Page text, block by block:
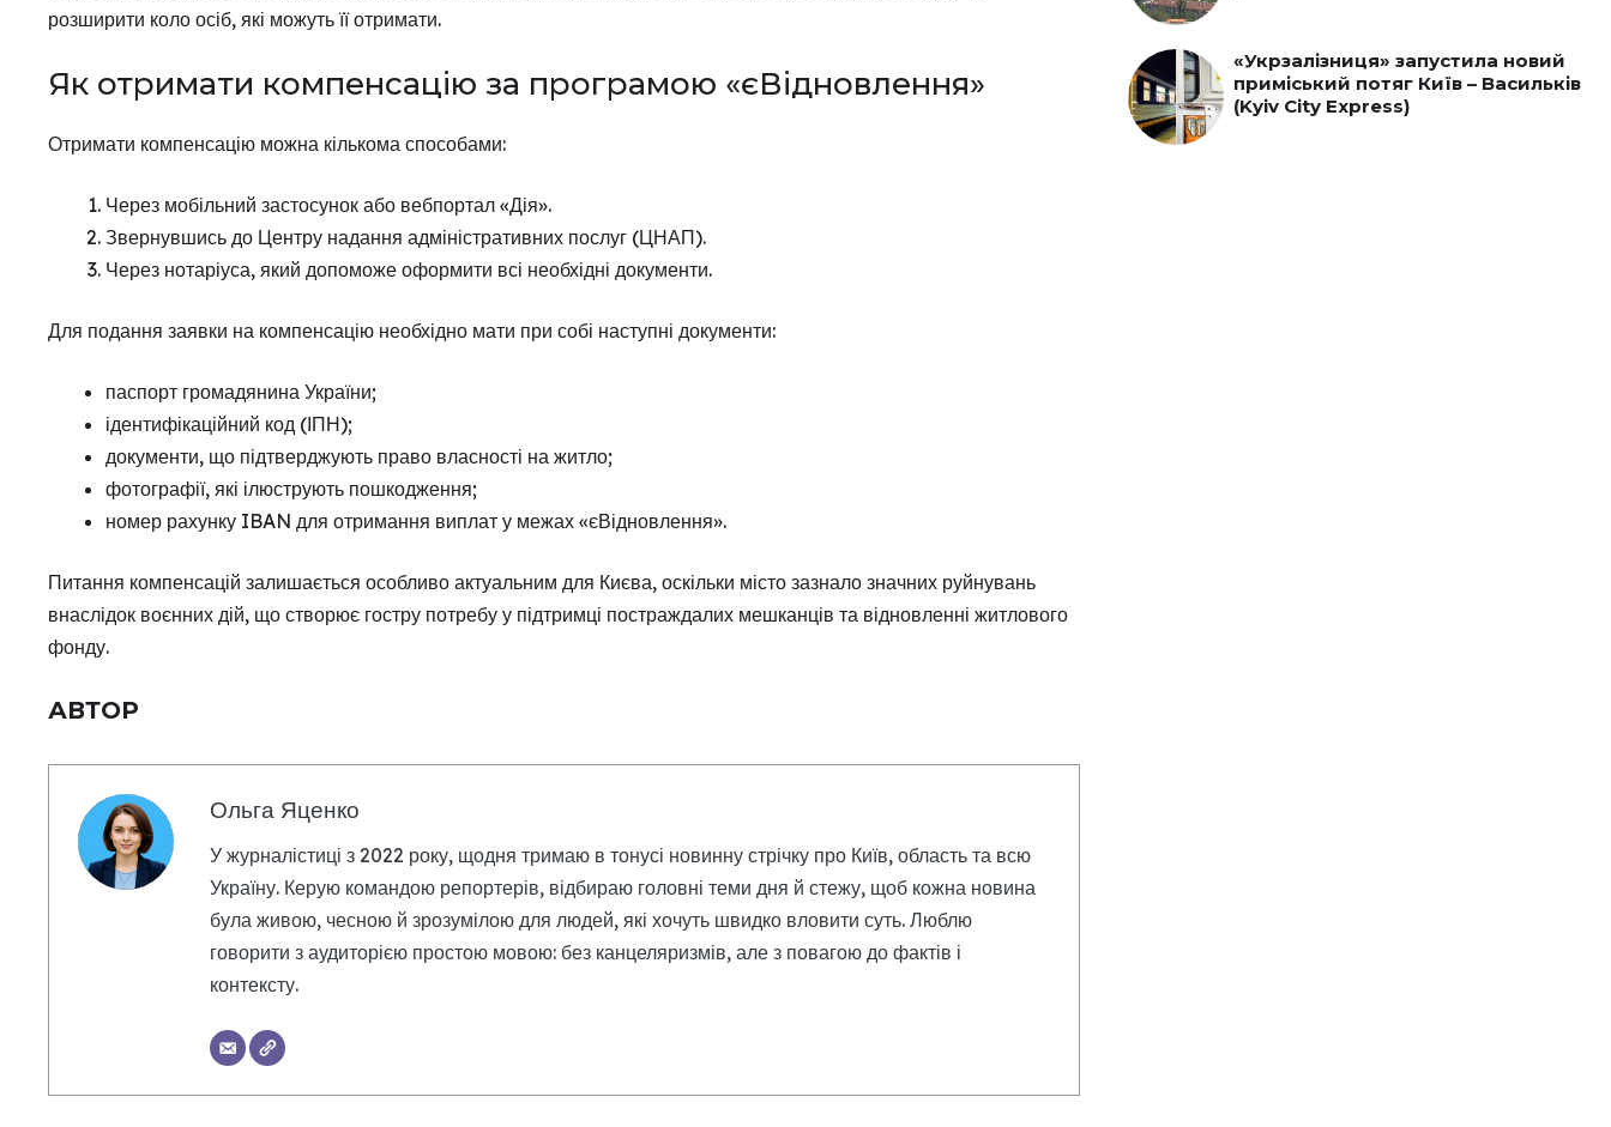
розширити коло осіб, які можуть її отримати.
Як отримати компенсацію за програмою «єВідновлення»
Отримати компенсацію можна кількома способами:
Через мобільний застосунок або вебпортал «Дія».
Звернувшись до Центру надання адміністративних послуг (ЦНАП).
Через нотаріуса, який допоможе оформити всі необхідні документи.
Для подання заявки на компенсацію необхідно мати при собі наступні документи:
паспорт громадянина України;
ідентифікаційний код (ІПН);
документи, що підтверджують право власності на житло;
фотографії, які ілюструють пошкодження;
номер рахунку IBAN для отримання виплат у межах «єВідновлення».
Питання компенсацій залишається особливо актуальним для Києва, оскільки місто зазнало значних руйнувань
внаслідок воєнних дій, що створює гостру потребу у підтримці постраждалих мешканців та відновленні житлового
фонду.
АВТОР
Ольга Яценко
У журналістиці з 2022 року, щодня тримаю в тонусі новинну стрічку про Київ, область та всю
Україну. Керую командою репортерів, відбираю головні теми дня й стежу, щоб кожна новина
була живою, чесною й зрозумілою для людей, які хочуть швидко вловити суть. Люблю
говорити з аудиторією простою мовою: без канцеляризмів, але з повагою до фактів і
контексту.
«Укрзалізниця» запустила новий
приміський потяг Київ – Васильків
(Kyiv City Express)